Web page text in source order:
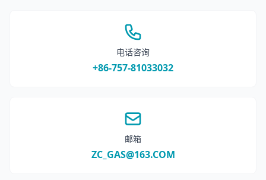
电话咨询
+86-757-81033032
邮箱
ZC_GAS@163.COM